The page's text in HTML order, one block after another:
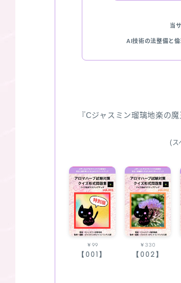
当
AI技術の法整備と
『Cジャスミン瑠璃地楽の
(ス
￥99
【001】
￥330
【002】